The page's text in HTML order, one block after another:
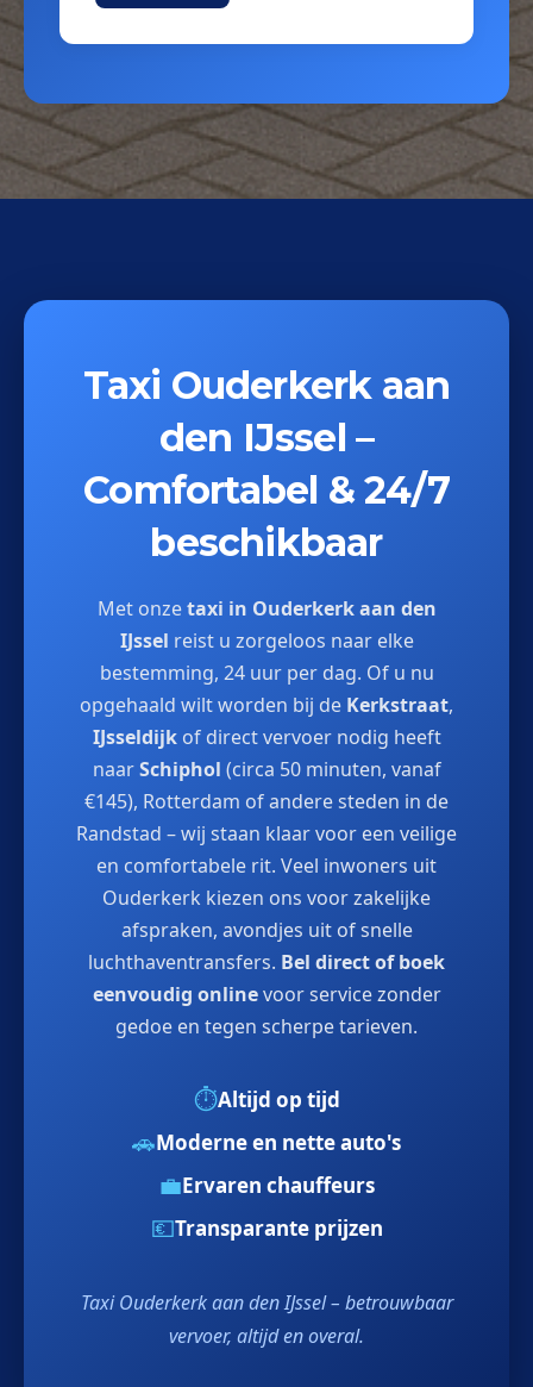
Taxi Ouderkerk aan
den IJssel –
Comfortabel & 24/7
beschikbaar
Met onzetaxi in Ouderkerk aan den
IJssel reist u zorgeloos naar elke
bestemming, 24 uur per dag. Of u nu
opgehaald wilt worden bij de Kerkstraat,
IJsseldijkof direct vervoer nodig heeft
naarSchiphol (circa 50 minuten, vanaf
€145), Rotterdam of andere steden in de
Randstad – wij staan klaar voor een veilige
en comfortabele rit. Veel inwoners uit
Ouderkerk kiezen ons voor zakelijke
afspraken, avondjes uit of snelle
luchthaventransfers. Bel direct of boek
eenvoudig onlinevoor service zonder
gedoe en tegen scherpe tarieven.
⏱️Altijd op tijd
🚗Moderne en nette auto's
💼Ervaren chauffeurs
💶Transparante prijzen
Taxi Ouderkerk aan den IJssel – betrouwbaar
vervoer, altijd en overal.